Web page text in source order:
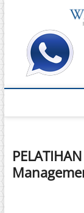
Skip
content